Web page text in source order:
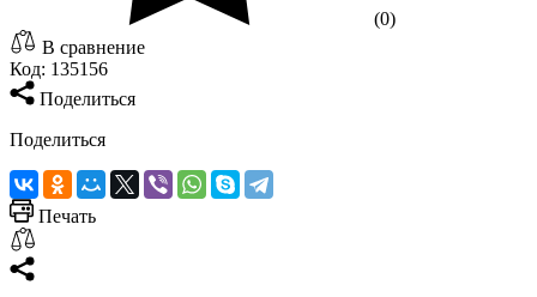
(0)
В сравнение
Код: 135156
Поделиться
Поделиться
Печать